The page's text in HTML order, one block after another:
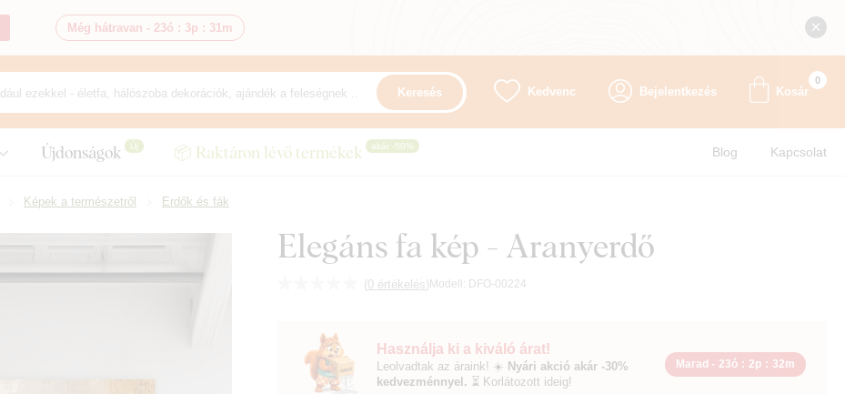
Még hátravan - 23ó : 3p : 30m
Keresés Kedvenc Bejelentkezés Kosár
0
Újdonságok Új 📦 Raktáron lévő termékek akár -50% Blog Kapcsolat
Képek a természetről Erdők és fák
Elegáns fa kép - Aranyerdő
(0 értékelés) Modell: DFO-00224
Használja ki a kiváló árat!
Leolvadtak az áraink! ☀️ Nyári akció akár -30%
kedvezménnyel. ⏳ Korlátozott ideig!
Marad - 23ó : 2p : 31m